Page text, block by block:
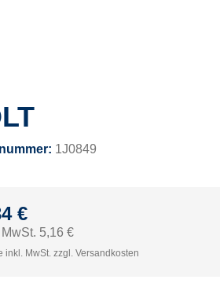
1J0849
€
5,16 €
inkl. MwSt. zzgl. Versandkosten